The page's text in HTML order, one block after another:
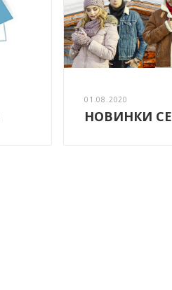
01.08.2020
НОВИНКИ